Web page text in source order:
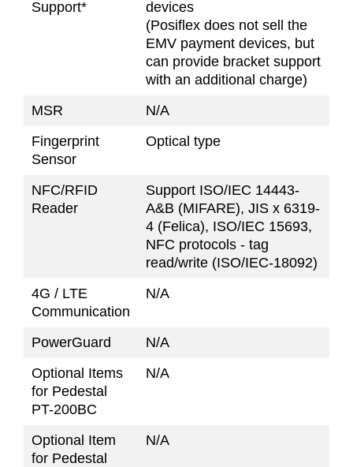
Support*
devices
(Posiflex does not sell the
EMV payment devices, but
can provide bracket support
with an additional charge)
MSR
N/A
Fingerprint
Sensor
Optical type
NFC/RFID
Reader
Support ISO/IEC 14443-
A&B (MIFARE), JIS x 6319-
4 (Felica), ISO/IEC 15693,
NFC protocols - tag
read/write (ISO/IEC-18092)
4G / LTE
Communication
N/A
PowerGuard
N/A
Optional Items
for Pedestal
PT-200BC
N/A
Optional Item
for Pedestal
N/A